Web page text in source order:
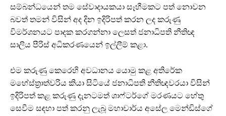
සම්බන්ධයෙන් තම සේවාදායකයා සෑහීමකට පත් නොවන
බවත් තමන් විසින් අද දින ඉදිරිපත් කරන ලද කරුණු
විමර්ශනයට පාදක කරගන්නා ලෙසත් ජනාධිපති නීතිඥ
සාලිය පීරිස් අධිකරණයෙන් ඉල්ලීම් කළා.
එම කරුණු කෙරෙහි අවධානය යොමු කළ අතිරේක
මහේස්ත්‍රාත්වරිය කියා සිටියේ ජනාධිපති නීතිඥවරයා විසින්
ඉදිරිපත් කළ කරුණු දැනටමත් ශාෆ්ටර්ගේ මරණයට හේතු
සෙවීම සඳහා පත් කරනු ලැබූ මහාචාර්ය අසේල මෙන්ඩිස්ගේ